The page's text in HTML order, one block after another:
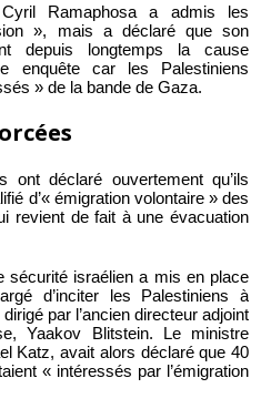
Ramaphosa a admis les
», mais a déclaré que son
depuis longtemps la cause
enquête car les Palestiniens
» de la bande de Gaza.
ont déclaré ouvertement qu’ils
d’« émigration volontaire » des
revient de fait à une évacuation
sécurité israélien a mis en place
d’inciter les Palestiniens à
par l’ancien directeur adjoint
Yaakov Blitstein. Le ministre
Katz, avait alors déclaré que 40
« intéressés par l’émigration